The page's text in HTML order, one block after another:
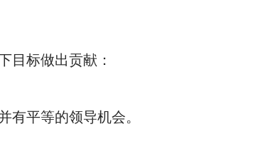
目标做出贡献：
平等的领导机会。